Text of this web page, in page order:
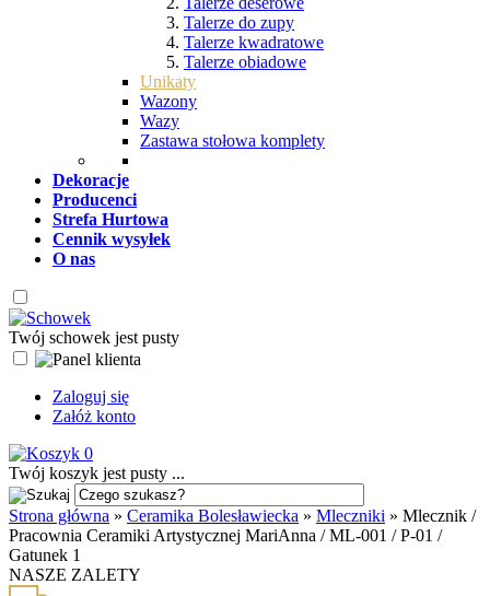
Talerze do zupy
Talerze kwadratowe
Talerze obiadowe
Unikaty
Wazony
Wazy
Zastawa stołowa komplety
Dekoracje
Producenci
Strefa Hurtowa
Cennik wysyłek
O nas
Twój schowek jest pusty
Zaloguj się
Załóż konto
0
Twój koszyk jest pusty ...
Strona główna » Ceramika Bolesławiecka » Mleczniki » Mlecznik /
Pracownia Ceramiki Artystycznej MariAnna / ML-001 / P-01 /
Gatunek 1
NASZE ZALETY